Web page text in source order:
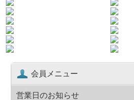
会員メニュー
営業日のお知らせ